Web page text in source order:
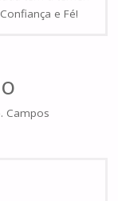
e Fé!
Campos